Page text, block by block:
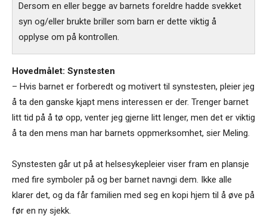
Dersom en eller begge av barnets foreldre hadde svekket
syn og/eller brukte briller som barn er dette viktig å
opplyse om på kontrollen.
Hovedmålet: Synstesten
– Hvis barnet er forberedt og motivert til synstesten, pleier jeg
å ta den ganske kjapt mens interessen er der. Trenger barnet
litt tid på å tø opp, venter jeg gjerne litt lenger, men det er viktig
å ta den mens man har barnets oppmerksomhet, sier Meling.
Synstesten går ut på at helsesykepleier viser fram en plansje
med fire symboler på og ber barnet navngi dem. Ikke alle
klarer det, og da får familien med seg en kopi hjem til å øve på
før en ny sjekk.